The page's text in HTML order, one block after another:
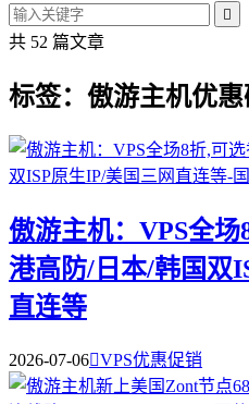

共 52 篇文章
标签：傲游主机优惠
傲游主机：VPS全
港高防/日本/韩国双
直连等
2026-07-06VPS优惠促销